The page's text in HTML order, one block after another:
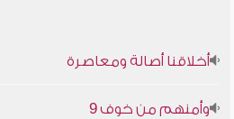
أخلاقنا أصالة ومعاصرة
وأمنهم من خوف 9